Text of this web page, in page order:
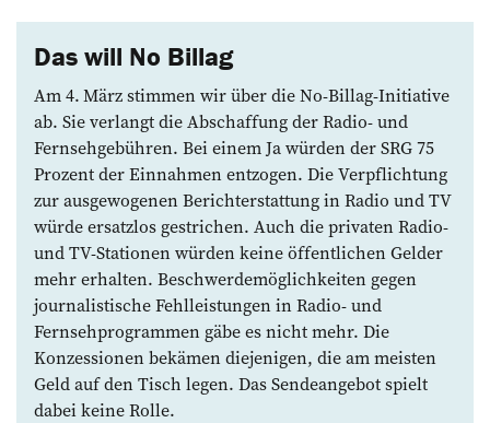
Das will No Billag
Am 4. März stimmen wir über die No-Billag-Initiative
ab. Sie verlangt die Abschaffung der Radio- und
Fernseh­gebühren. Bei einem Ja würden der SRG 75
Prozent der Einnahmen entzogen. Die Verpflichtung
zur ausgewogenen Berichterstattung in Radio und TV
würde ersatzlos gestrichen. Auch die privaten Radio-
und TV-Stationen würden keine öffentlichen Gelder
mehr erhalten. Beschwerdemöglichkeiten gegen
journalistische Fehlleistungen in Radio- und
Fernsehprogrammen gäbe es nicht mehr. Die
Konzessionen bekämen diejenigen, die am meisten
Geld auf den Tisch legen. Das Sendeangebot spielt
dabei keine Rolle.